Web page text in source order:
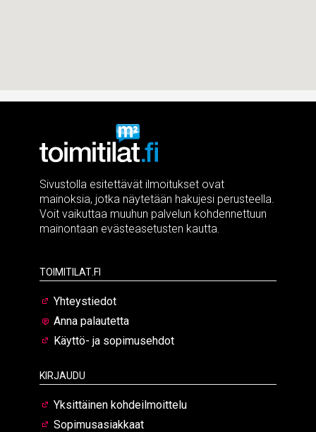
Sivustolla esitettävät ilmoitukset ovat
mainoksia, jotka näytetään hakujesi perusteella.
Voit vaikuttaa muuhun palvelun kohdennettuun
mainontaan evästeasetusten kautta.
Toimitilat.fi
Yhteystiedot
Anna palautetta
Käyttö- ja sopimusehdot
Kirjaudu
Yksittäinen kohdeilmoittelu
Sopimusasiakkaat